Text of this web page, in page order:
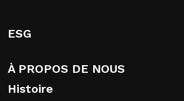
ESG
À PROPOS DE NOUS
Histoire